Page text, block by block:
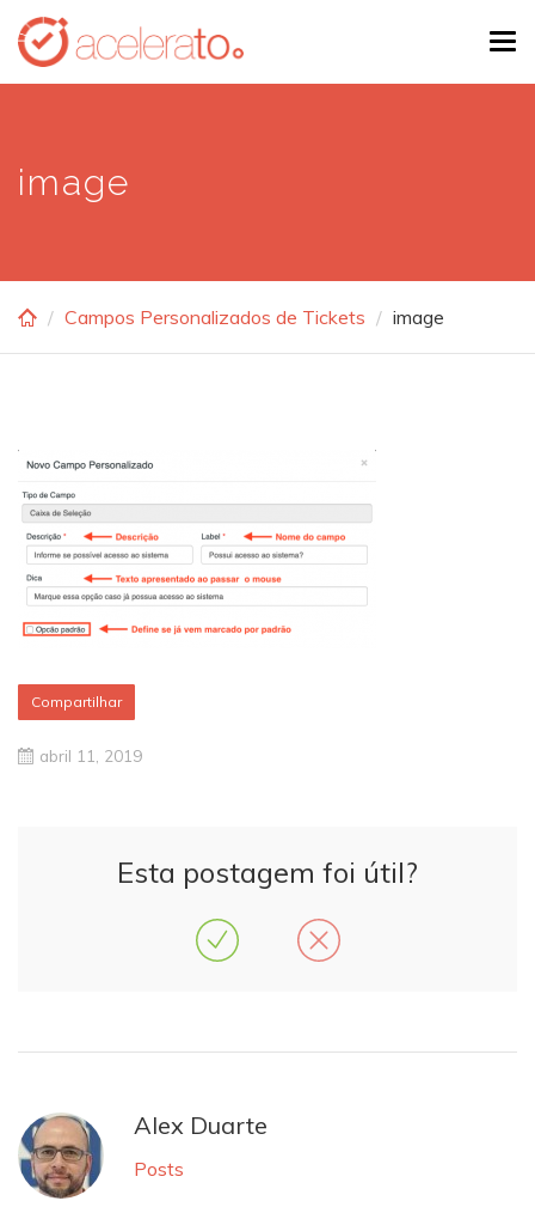
Skip
main
image
Campos Personalizados de Tickets image
Compartilhar
abril 11, 2019
Esta postagem foi útil?
Alex Duarte
Posts